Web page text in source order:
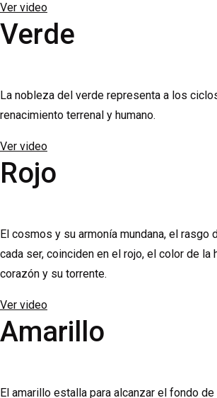
Ver video
Verde
La nobleza del verde representa a los
renacimiento terrenal y humano.
Ver video
Rojo
El cosmos y su armonía mundana, el rasgo
cada ser, coinciden en el rojo, el color de la
corazón y su torrente.
Ver video
Amarillo
El amarillo estalla para alcanzar el fondo